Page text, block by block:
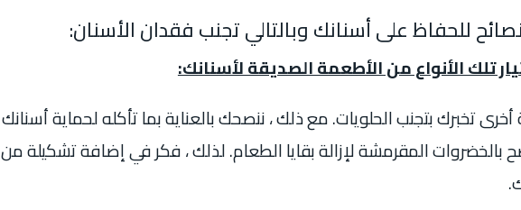
تلك الأنواع من الأطعمة الصديقة لأسنانك:
أخرى تخبرك بتجنب الحلويات. مع ذلك ، ننصحك بالعناية بما تأكله لحماية أسنانك
المقرمشة لإزالة بقايا الطعام. لذلك ، فكر في إضافة تشكيلة من